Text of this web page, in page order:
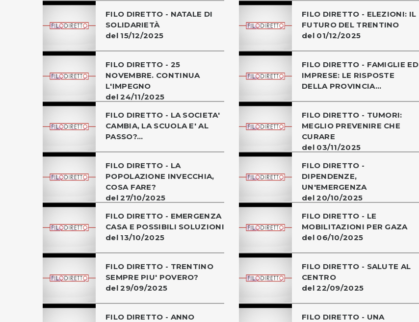
FILO DIRETTO - NATALE DI
SOLIDARIETÀ
del 15/12/2025
FILO DIRETTO - ELEZIONI: IL
FUTURO DEL TRENTINO
del 01/12/2025
FILO DIRETTO - 25
NOVEMBRE. CONTINUA
L'IMPEGNO
del 24/11/2025
FILO DIRETTO - FAMIGLIE ED
IMPRESE: LE RISPOSTE
DELLA PROVINCIA...
FILO DIRETTO - LA SOCIETA'
CAMBIA, LA SCUOLA E' AL
PASSO?...
FILO DIRETTO - TUMORI:
MEGLIO PREVENIRE CHE
CURARE
del 03/11/2025
FILO DIRETTO - LA
POPOLAZIONE INVECCHIA,
COSA FARE?
del 27/10/2025
FILO DIRETTO -
DIPENDENZE,
UN'EMERGENZA
del 20/10/2025
FILO DIRETTO - EMERGENZA
CASA E POSSIBILI SOLUZIONI
del 13/10/2025
FILO DIRETTO - LE
MOBILITAZIONI PER GAZA
del 06/10/2025
FILO DIRETTO - TRENTINO
SEMPRE PIU' POVERO?
del 29/09/2025
FILO DIRETTO - SALUTE AL
CENTRO
del 22/09/2025
FILO DIRETTO - ANNO
FILO DIRETTO - UNA